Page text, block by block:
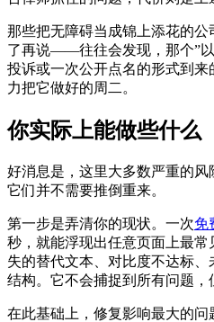
那些把无障碍当成锦上添花的
了再说——往往会发现，那个”
投诉或一次公开点名的形式到
力把它做好的周二。
你实际上能做些什么
好消息是，这里大多数严重的
它们并不需要推倒重来。
第一步是弄清你的现状。一次免
秒，就能浮现出任意页面上最
失的替代文本、对比度不达标
结构。它不会捕捉到所有问题，
在此基础上，修复影响最大的